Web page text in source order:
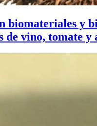
biomateriales y
de vino, tomate y